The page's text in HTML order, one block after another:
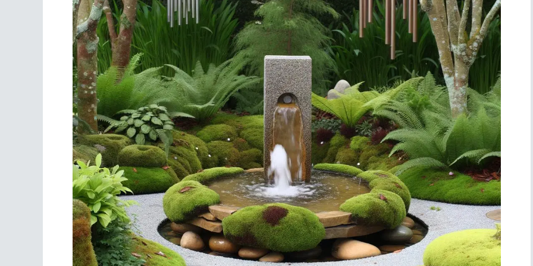
Scrivere Simboli
Stagioni Ufficio